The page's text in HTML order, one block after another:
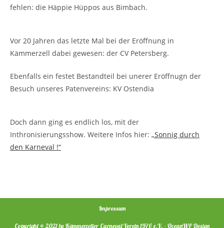
fehlen: die Häppie Hüppos aus Bimbach.
Vor 20 Jahren das letzte Mal bei der Eröffnung in
Kämmerzell dabei gewesen: der CV Petersberg.
Ebenfalls ein festet Bestandteil bei unerer Eröffnugn der
Besuch unseres Patenvereins: KV Ostendia
Doch dann ging es endlich los, mit der
Inthronisierungsshow. Weitere Infos hier: „Sonnig durch
den Karneval !“
Impressum
Copyright © 2021 by Kämmerzeller Carneval Verein 1976 e.V. - OceanWP Design